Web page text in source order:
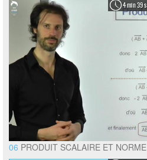
4 min 39 s
06 PRODUIT SCALAIRE ET NORME